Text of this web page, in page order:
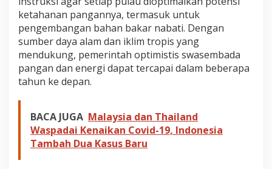
ketahanan pangannya, termasuk untuk
pengembangan bahan bakar nabati. Dengan
sumber daya alam dan iklim tropis yang
mendukung, pemerintah optimistis swasembada
pangan dan energi dapat tercapai dalam beberapa
tahun ke depan.
BACA JUGA Malaysia dan Thailand
Waspadai Kenaikan Covid-19, Indonesia
Tambah Dua Kasus Baru